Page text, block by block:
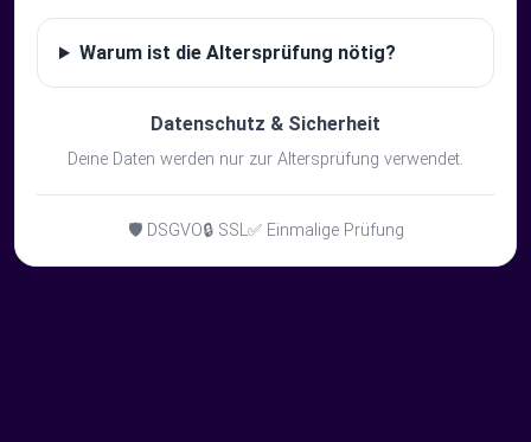
Warum ist die Altersprüfung nötig?
Datenschutz & Sicherheit
Deine Daten werden nur zur Altersprüfung verwendet.
🛡️ DSGVO🔒 SSL✅ Einmalige Prüfung